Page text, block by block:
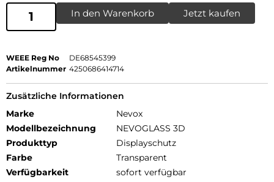
In den Warenkorb Jetzt kaufen
WEEE Reg No
DE68545399
Artikelnummer 4250686414714
Zusätzliche Informationen
Marke
Nevox
Modellbezeichnung
NEVOGLASS 3D
Produkttyp
Displayschutz
Farbe
Transparent
Verfügbarkeit
sofort verfügbar